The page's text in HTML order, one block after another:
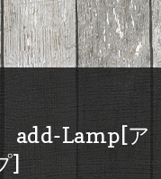
add-Lamp[ア
]